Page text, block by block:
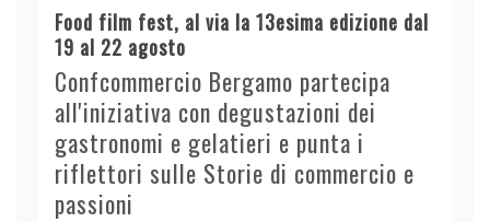
Food film fest, al via la 13esima edizione dal
19 al 22 agosto
Confcommercio Bergamo partecipa
all'iniziativa con degustazioni dei
gastronomi e gelatieri e punta i
riflettori sulle Storie di commercio e
passioni